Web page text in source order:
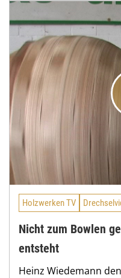
Holzwerken TV
Nicht zum Bowlen
entsteht
Heinz Wiedemann